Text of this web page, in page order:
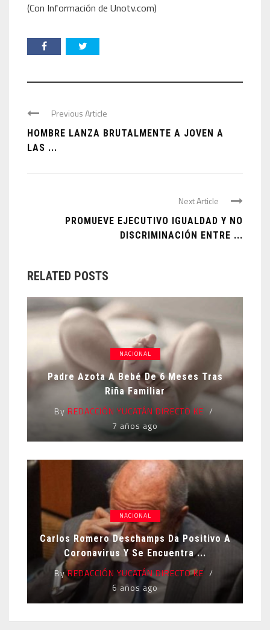
(Con Información de Unotv.com)
Previous Article
HOMBRE LANZA BRUTALMENTE A JOVEN A
LAS ...
Next Article
PROMUEVE EJECUTIVO IGUALDAD Y NO
DISCRIMINACIÓN ENTRE ...
RELATED POSTS
NACIONAL
Padre Azota A Bebé De 6 Meses Tras
Riña Familiar
By REDACCIÓN YUCATÁN DIRECTO KE
7 años ago
NACIONAL
Carlos Romero Deschamps Da Positivo A
Coronavirus Y Se Encuentra ...
ByREDACCIÓN YUCATÁN DIRECTO KE
6 años ago